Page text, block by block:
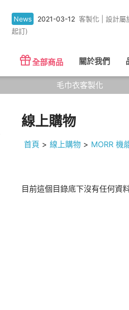
News 2021-03-12 客製化 | 設計屬
起訂)
全部商品 關於我們
毛巾衣客製化
線上購物
首頁 > 線上購物 > MORR 機
目前這個目錄底下沒有任何資